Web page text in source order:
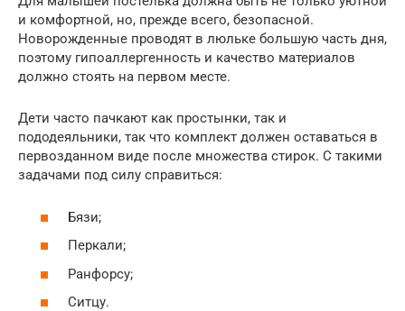
и комфортной, но, прежде всего, безопасной.
Новорожденные проводят в люльке большую часть дня,
поэтому гипоаллергенность и качество материалов
должно стоять на первом месте.
Дети часто пачкают как простынки, так и
пододеяльники, так что комплект должен оставаться в
первозданном виде после множества стирок. С такими
задачами под силу справиться:
Бязи;
Перкали;
Ранфорсу;
Ситцу.